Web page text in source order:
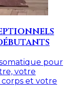
pour
votre
et votre